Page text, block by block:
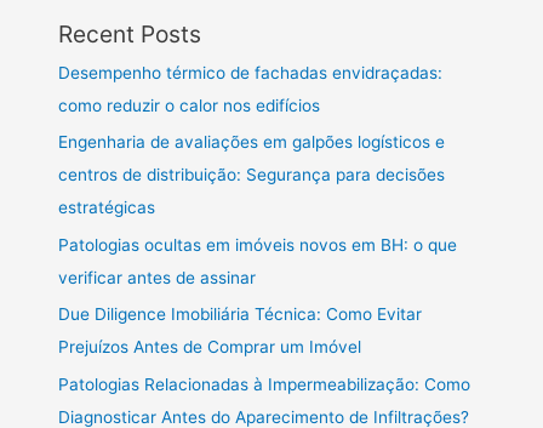
Recent Posts
Desempenho térmico de fachadas envidraçadas:
como reduzir o calor nos edifícios
Engenharia de avaliações em galpões logísticos e
centros de distribuição: Segurança para decisões
estratégicas
Patologias ocultas em imóveis novos em BH: o que
verificar antes de assinar
Due Diligence Imobiliária Técnica: Como Evitar
Prejuízos Antes de Comprar um Imóvel
Patologias Relacionadas à Impermeabilização: Como
Diagnosticar Antes do Aparecimento de Infiltrações?